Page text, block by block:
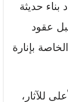
بناء حديثة
عقود
بإنارة
للآثار،